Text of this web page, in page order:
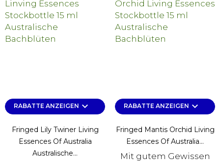
RABATTE ANZEIGEN keyboard_arrow_down
Fringed Lily Twiner Living
Essences Of Australia
Australische...
RABATTE ANZEIGEN keyboard_arrow_down
Fringed Mantis Orchid Living
Essences Of Australia...
Mit gutem Gewissen